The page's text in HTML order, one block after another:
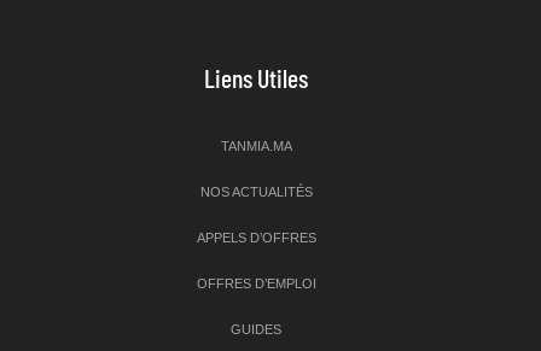
Liens Utiles
TANMIA.MA
NOS ACTUALITÉS
APPELS D’OFFRES
OFFRES D’EMPLOI
GUIDES